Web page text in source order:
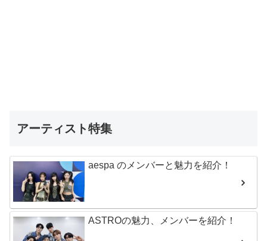
アーティスト特集
aespa のメンバーと魅力を紹介！
ASTROの魅力、メンバーを紹介！